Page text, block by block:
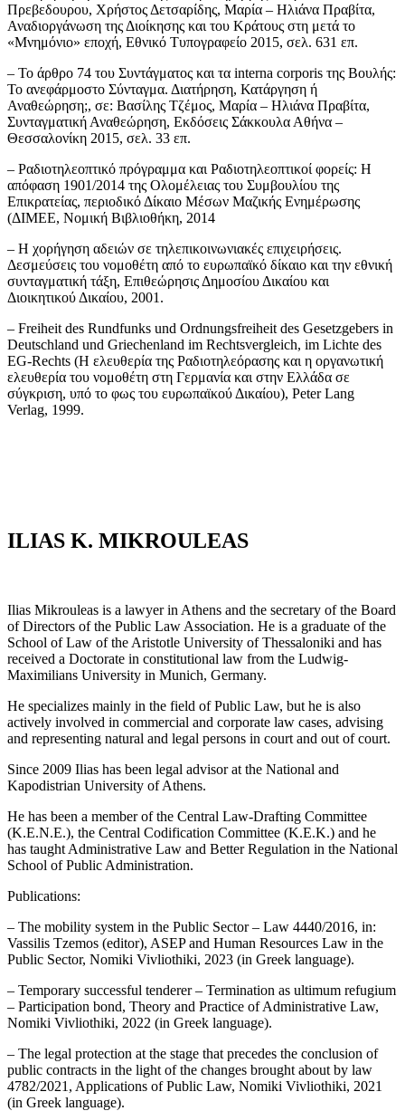
Πρεβεδουρου, Χρήστος Δετσαρίδης, Μαρία – Ηλιάνα Πραβίτα,
Αναδιοργάνωση της Διοίκησης και του Κράτους στη μετά το
«Μνημόνιο» εποχή, Εθνικό Τυπογραφείο 2015, σελ. 631 επ.
– Το άρθρο 74 του Συντάγματος και τα interna corporis της Βουλής:
Το ανεφάρμοστο Σύνταγμα. Διατήρηση, Κατάργηση ή
Αναθεώρηση;, σε: Βασίλης Τζέμος, Μαρία – Ηλιάνα Πραβίτα,
Συνταγματική Αναθεώρηση, Εκδόσεις Σάκκουλα Αθήνα –
Θεσσαλονίκη 2015, σελ. 33 επ.
– Ραδιοτηλεοπτικό πρόγραμμα και Ραδιοτηλεοπτικοί φορείς: Η
απόφαση 1901/2014 της Ολομέλειας του Συμβουλίου της
Επικρατείας, περιοδικό Δίκαιο Μέσων Μαζικής Ενημέρωσης
(ΔΙΜΕΕ, Νομική Βιβλιοθήκη, 2014
– Η χορήγηση αδειών σε τηλεπικοινωνιακές επιχειρήσεις.
Δεσμεύσεις του νομοθέτη από το ευρωπαϊκό δίκαιο και την εθνική
συνταγματική τάξη, Επιθεώρησις Δημοσίου Δικαίου και
Διοικητικού Δικαίου, 2001.
– Freiheit des Rundfunks und Ordnungsfreiheit des Gesetzgebers in
Deutschland und Griechenland im Rechtsvergleich, im Lichte des
EG-Rechts (Η ελευθερία της Ραδιοτηλεόρασης και η οργανωτική
ελευθερία του νομοθέτη στη Γερμανία και στην Ελλάδα σε
σύγκριση, υπό το φως του ευρωπαϊκού Δικαίου), Peter Lang
Verlag, 1999.
ILIAS K. MIKROULEAS
Ilias Mikrouleas is a lawyer in Athens and the secretary of the Board
of Directors of the Public Law Association. He is a graduate of the
School of Law of the Aristotle University of Thessaloniki and has
received a Doctorate in constitutional law from the Ludwig-
Maximilians University in Munich, Germany.
He specializes mainly in the field of Public Law, but he is also
actively involved in commercial and corporate law cases, advising
and representing natural and legal persons in court and out of court.
Since 2009 Ilias has been legal advisor at the National and
Kapodistrian University of Athens.
He has been a member of the Central Law-Drafting Committee
(K.E.N.E.), the Central Codification Committee (K.E.K.) and he
has taught Administrative Law and Better Regulation in the National
School of Public Administration.
Publications:
– The mobility system in the Public Sector – Law 4440/2016, in:
Vassilis Tzemos (editor), ASEP and Human Resources Law in the
Public Sector, Nomiki Vivliothiki, 2023 (in Greek language).
– Temporary successful tenderer – Termination as ultimum refugium
– Participation bond, Theory and Practice of Administrative Law,
Nomiki Vivliothiki, 2022 (in Greek language).
– The legal protection at the stage that precedes the conclusion of
public contracts in the light of the changes brought about by law
4782/2021, Applications of Public Law, Nomiki Vivliothiki, 2021
(in Greek language).